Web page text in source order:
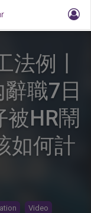
法例丨
職7日
HR鬧
如何計
Video